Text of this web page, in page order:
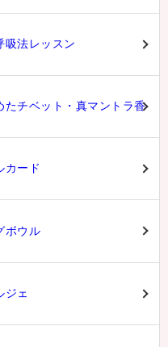
吸法レッスン
たチベット・真マントラ香
カード
ボウル
ジェ